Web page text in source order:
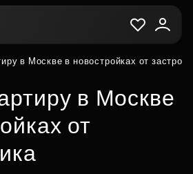
в Москве в новостройках от
в Москве
от